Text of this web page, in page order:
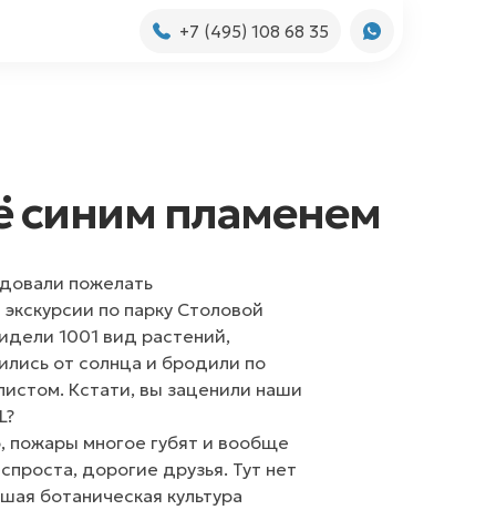
+7 (495) 108 68 35
синим пламенем
пожелать
по парку Столовой
1001 вид растений,
от солнца и бродили по
Кстати, вы заценили наши
пожары многое губят и вообще
дорогие друзья. Тут нет
ботаническая культура